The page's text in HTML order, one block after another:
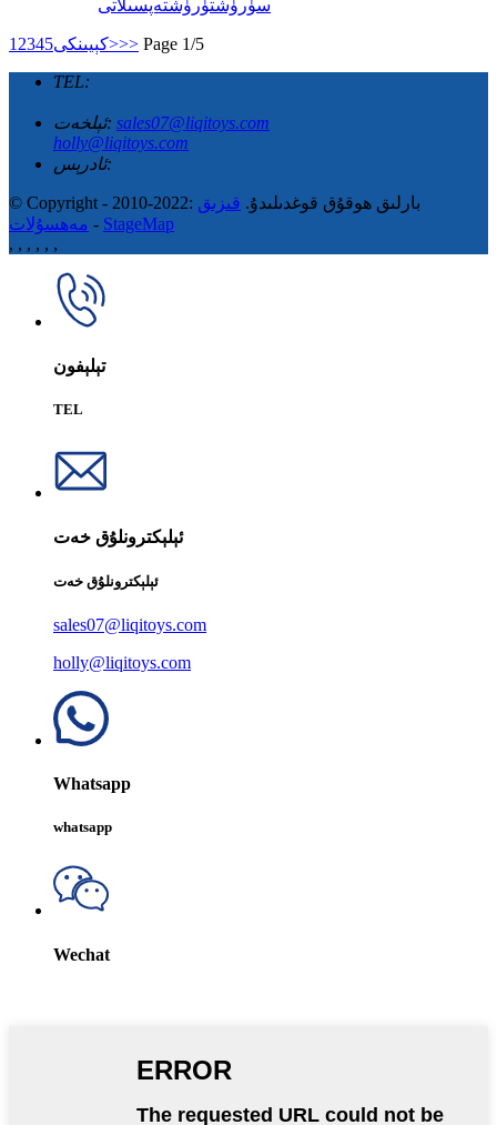
سۈرۈشتۈرۈشتەپسىلاتى
1 2345 كېيىنكى>>> Page 1/5
TEL:
ئېلخەت: sales07@liqitoys.com
holly@liqitoys.com
ئادرېس:
© Copyright - 2010-2022: بارلىق ھوقۇق قوغدىلىدۇ. قىزىق
مەھسۇلات - StageMap
, , , , , ,
تېلېفون
TEL
ئېلېكترونلۇق خەت
ئېلېكترونلۇق خەت
sales07@liqitoys.com
holly@liqitoys.com
Whatsapp
whatsapp
Wechat